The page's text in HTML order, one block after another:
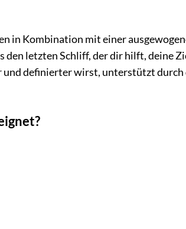
in Kombination mit einer
letzten Schliff, der dir hilft, deine
definierter wirst, unterstützt